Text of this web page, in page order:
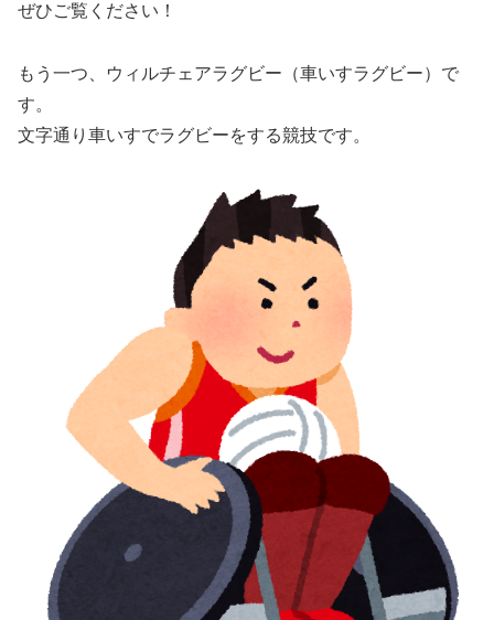
ぜひご覧ください！
もう一つ、ウィルチェアラグビー（車いすラグビー）で
す。
文字通り車いすでラグビーをする競技です。